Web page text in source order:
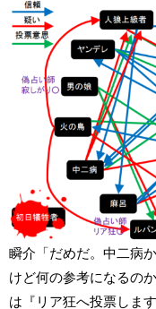
瞬介「だめだ。中二病
けど何の参考になるの
は『リア狂へ投票します